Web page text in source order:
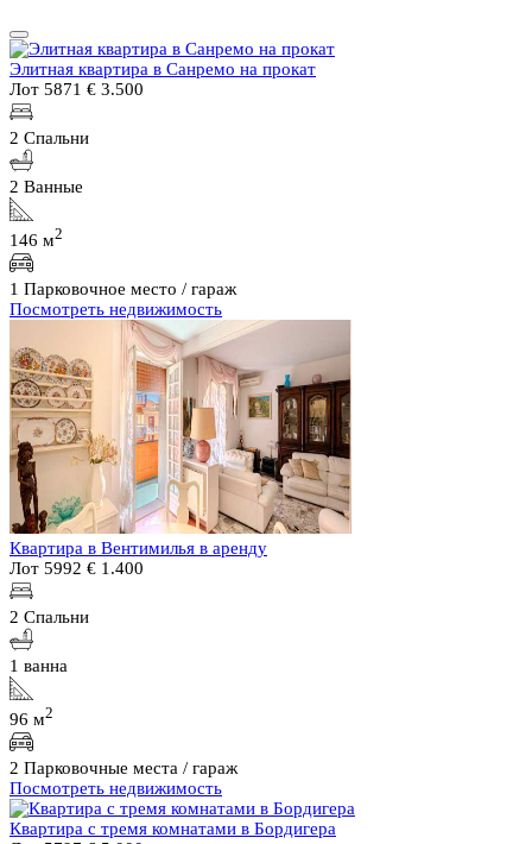
Элитная квартира в Санремо на прокат
Лот 5871 € 3.500
2 Спальни
2 Ванные
146 м2
1 Парковочное место / гараж
Посмотреть недвижимость
Квартира в Вентимилья в аренду
Лот 5992 € 1.400
2 Спальни
1 ванна
96 м2
2 Парковочные места / гараж
Посмотреть недвижимость
Квартира с тремя комнатами в Бордигера